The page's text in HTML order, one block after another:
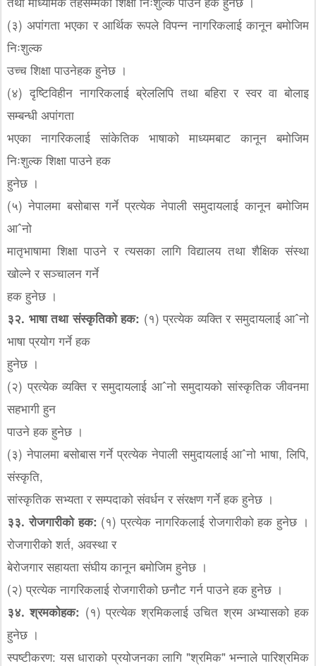
(३) अपांगता भएका र आर्थिक रूपले विपन्न नागरिकलाई कानून बमोजिम
निःशुल्क
उच्च शिक्षा पाउनेहक हुनेछ ।
(४) दृष्टिविहीन नागरिकलाई ब्रेललिपि तथा बहिरा र स्वर वा बोलाइ
सम्बन्धी अपांगता
भएका नागरिकलाई सांकेतिक भाषाको माध्यमबाट कानून बमोजिम
निःशुल्क शिक्षा पाउने हक
हुनेछ ।
(५) नेपालमा बसोबास गर्ने प्रत्येक नेपाली समुदायलाई कानून बमोजिम
आˆनो
मातृभाषामा शिक्षा पाउने र त्यसका लागि विद्यालय तथा शैक्षिक संस्था
खोल्ने र सञ्चालन गर्ने
हक हुनेछ ।
३२. भाषा तथा संस्कृतिको हक: (१) प्रत्येक व्यक्ति र समुदायलाई आˆनो
भाषा प्रयोग गर्ने हक
हुनेछ ।
(२) प्रत्येक व्यक्ति र समुदायलाई आˆनो समुदायको सांस्कृतिक जीवनमा
सहभागी हुन
पाउने हक हुनेछ ।
(३) नेपालमा बसोबास गर्ने प्रत्येक नेपाली समुदायलाई आˆनो भाषा, लिपि,
संस्कृति,
सांस्कृतिक सभ्यता र सम्पदाको संवर्धन र संरक्षण गर्ने हक हुनेछ ।
३३. रोजगारीको हक: (१) प्रत्येक नागरिकलाई रोजगारीको हक हुनेछ ।
रोजगारीको शर्त, अवस्था र
बेरोजगार सहायता संघीय कानून बमोजिम हुनेछ ।
(२) प्रत्येक नागरिकलाई रोजगारीको छनौट गर्न पाउने हक हुनेछ ।
३४. श्रमकोहक: (१) प्रत्येक श्रमिकलाई उचित श्रम अभ्यासको हक
हुनेछ ।
स्पष्टीकरण: यस धाराको प्रयोजनका लागि "श्रमिक" भन्नाले पारिश्रमिक